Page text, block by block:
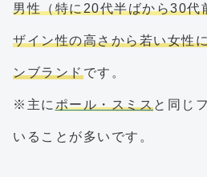
男性（特に20代半ばから30代
ザイン性の高さから若い女性
ンブランドです。
※主に ポール・スミスと同じ
いることが多いです。